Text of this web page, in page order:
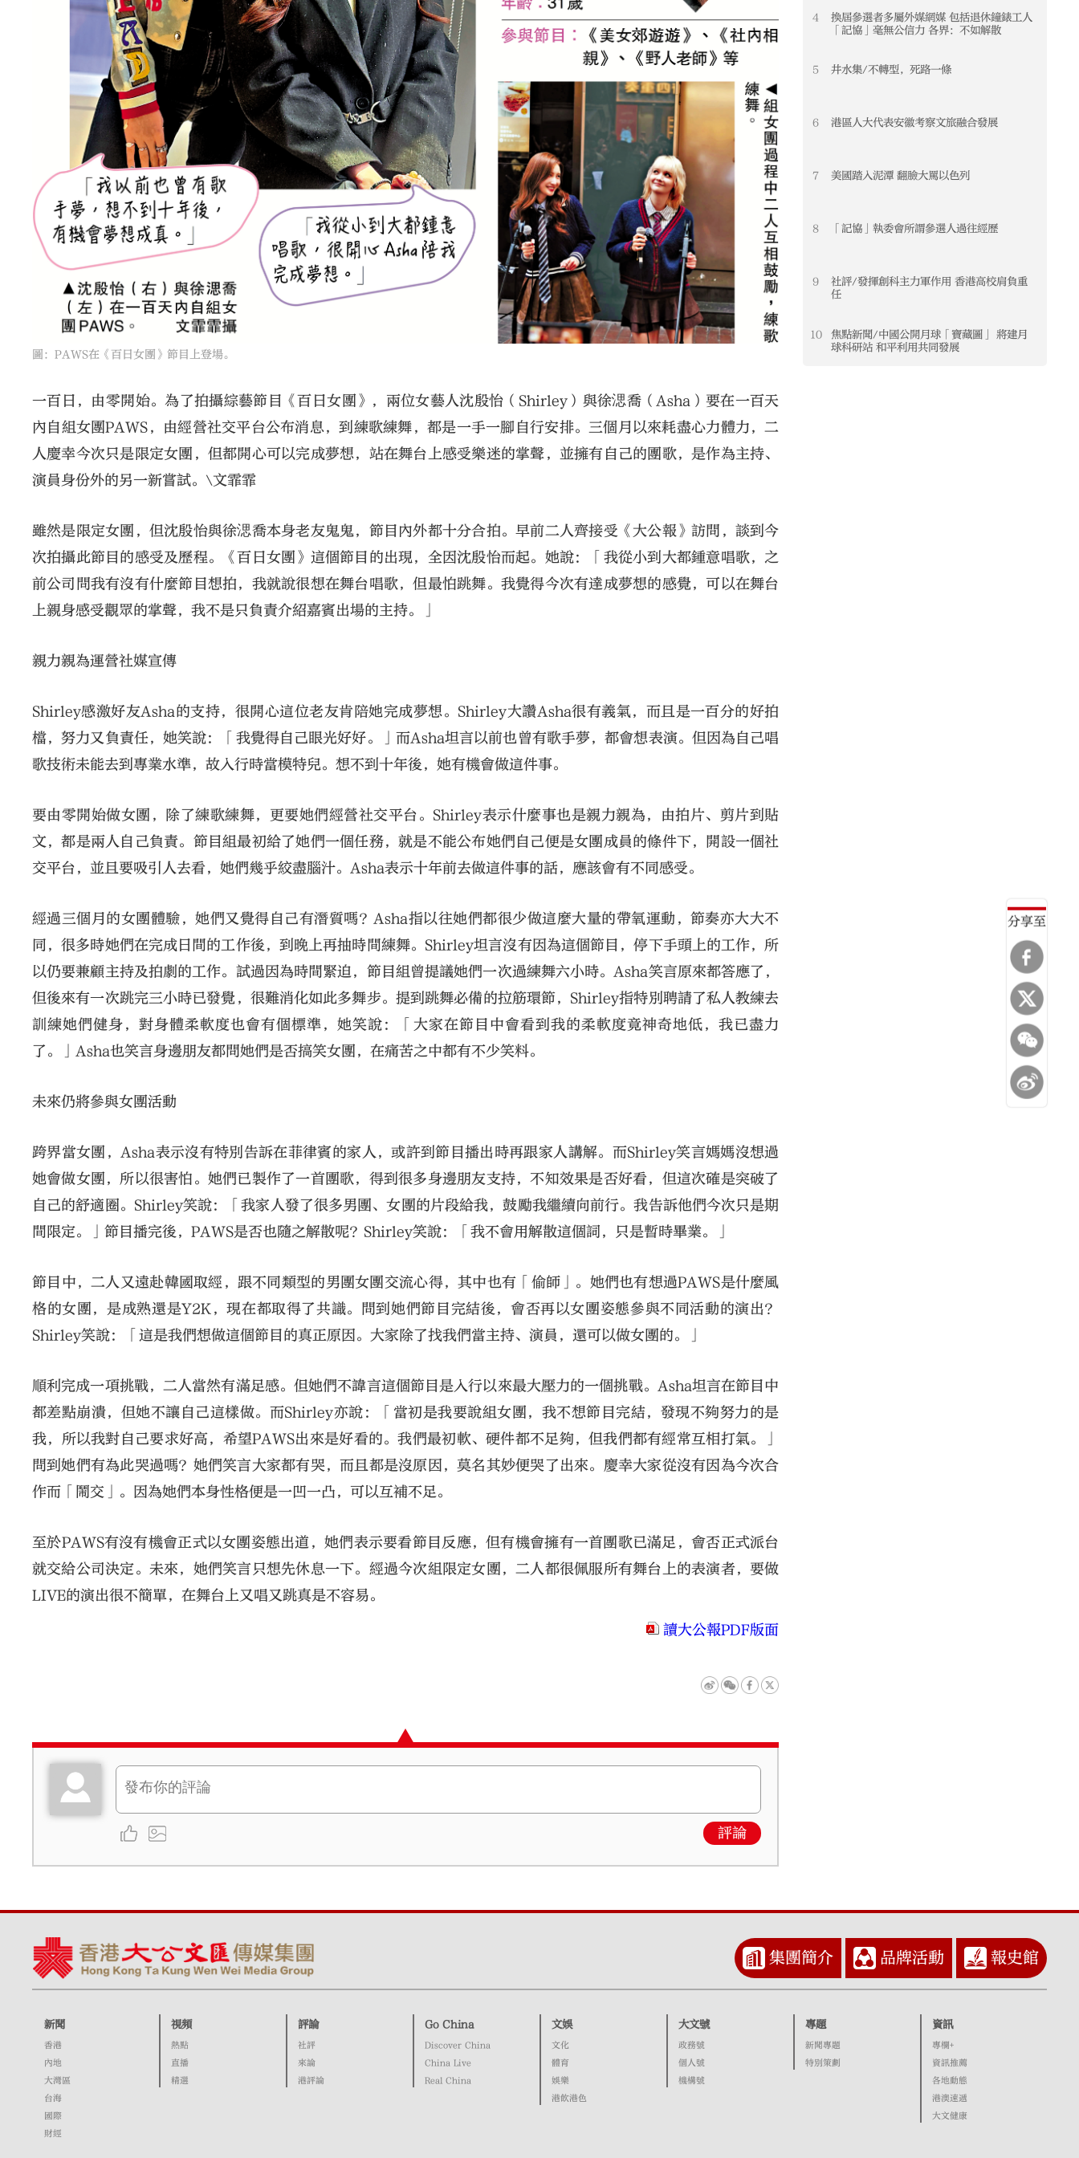
分享至
圖：PAWS在《百日女團》節目上登場。
一百日，由零開始。為了拍攝綜藝節目《百日女團》，兩位女藝人沈殷怡（Shirley）與徐㴓喬（Asha）要在一百天
內自組女團PAWS，由經營社交平台公布消息，到練歌練舞，都是一手一腳自行安排。三個月以來耗盡心力體力，二
人慶幸今次只是限定女團，但都開心可以完成夢想，站在舞台上感受樂迷的掌聲，並擁有自己的團歌，是作為主持、
演員身份外的另一新嘗試。\文霏霏
雖然是限定女團，但沈殷怡與徐㴓喬本身老友鬼鬼，節目內外都十分合拍。早前二人齊接受《大公報》訪問，談到今
次拍攝此節目的感受及歷程。《百日女團》這個節目的出現，全因沈殷怡而起。她說：「我從小到大都鍾意唱歌，之
前公司問我有沒有什麼節目想拍，我就說很想在舞台唱歌，但最怕跳舞。我覺得今次有達成夢想的感覺，可以在舞台
上親身感受觀眾的掌聲，我不是只負責介紹嘉賓出場的主持。」
親力親為運營社媒宣傳
Shirley感激好友Asha的支持，很開心這位老友肯陪她完成夢想。Shirley大讚Asha很有義氣，而且是一百分的好拍
檔，努力又負責任，她笑說：「我覺得自己眼光好好。」而Asha坦言以前也曾有歌手夢，都會想表演。但因為自己唱
歌技術未能去到專業水準，故入行時當模特兒。想不到十年後，她有機會做這件事。
要由零開始做女團，除了練歌練舞，更要她們經營社交平台。Shirley表示什麼事也是親力親為，由拍片、剪片到貼
文，都是兩人自己負責。節目組最初給了她們一個任務，就是不能公布她們自己便是女團成員的條件下，開設一個社
交平台，並且要吸引人去看，她們幾乎絞盡腦汁。Asha表示十年前去做這件事的話，應該會有不同感受。
經過三個月的女團體驗，她們又覺得自己有潛質嗎？Asha指以往她們都很少做這麼大量的帶氧運動，節奏亦大大不
同，很多時她們在完成日間的工作後，到晚上再抽時間練舞。Shirley坦言沒有因為這個節目，停下手頭上的工作，所
以仍要兼顧主持及拍劇的工作。試過因為時間緊迫，節目組曾提議她們一次過練舞六小時。Asha笑言原來都答應了，
但後來有一次跳完三小時已發覺，很難消化如此多舞步。提到跳舞必備的拉筋環節，Shirley指特別聘請了私人教練去
訓練她們健身，對身體柔軟度也會有個標準，她笑說：「大家在節目中會看到我的柔軟度竟神奇地低，我已盡力
了。」Asha也笑言身邊朋友都問她們是否搞笑女團，在痛苦之中都有不少笑料。
未來仍將參與女團活動
跨界當女團，Asha表示沒有特別告訴在菲律賓的家人，或許到節目播出時再跟家人講解。而Shirley笑言媽媽沒想過
她會做女團，所以很害怕。她們已製作了一首團歌，得到很多身邊朋友支持，不知效果是否好看，但這次確是突破了
自己的舒適圈。Shirley笑說：「我家人發了很多男團、女團的片段給我，鼓勵我繼續向前行。我告訴他們今次只是期
間限定。」節目播完後，PAWS是否也隨之解散呢？Shirley笑說：「我不會用解散這個詞，只是暫時畢業。」
節目中，二人又遠赴韓國取經，跟不同類型的男團女團交流心得，其中也有「偷師」。她們也有想過PAWS是什麼風
格的女團，是成熟還是Y2K，現在都取得了共識。問到她們節目完結後，會否再以女團姿態參與不同活動的演出？
Shirley笑說：「這是我們想做這個節目的真正原因。大家除了找我們當主持、演員，還可以做女團的。」
順利完成一項挑戰，二人當然有滿足感。但她們不諱言這個節目是入行以來最大壓力的一個挑戰。Asha坦言在節目中
都差點崩潰，但她不讓自己這樣做。而Shirley亦說：「當初是我要說組女團，我不想節目完結，發現不夠努力的是
我，所以我對自己要求好高，希望PAWS出來是好看的。我們最初軟、硬件都不足夠，但我們都有經常互相打氣。」
問到她們有為此哭過嗎？她們笑言大家都有哭，而且都是沒原因，莫名其妙便哭了出來。慶幸大家從沒有因為今次合
作而「鬧交」。因為她們本身性格便是一凹一凸，可以互補不足。
至於PAWS有沒有機會正式以女團姿態出道，她們表示要看節目反應，但有機會擁有一首團歌已滿足，會否正式派台
就交給公司決定。未來，她們笑言只想先休息一下。經過今次組限定女團，二人都很佩服所有舞台上的表演者，要做
LIVE的演出很不簡單，在舞台上又唱又跳真是不容易。
讀大公報PDF版面
評論
4
換屆參選者多屬外媒網媒 包括退休鐘錶工人
「記協」毫無公信力 各界：不如解散
5 井水集/不轉型，死路一條
6 港區人大代表安徽考察文旅融合發展
7 美國踏入泥潭 翻臉大罵以色列
8 「記協」執委會所謂參選人過往經歷
9
社評/發揮創科主力軍作用 香港高校肩負重
任
10
焦點新聞/中國公開月球「寶藏圖」 將建月
球科研站 和平利用共同發展
集團簡介 品牌活動 報史館
新聞
香港
內地
大灣區
台海
國際
財經
視頻
熱點
直播
精選
評論
社評
來論
港評論
Go China
Discover China
China Live
Real China
文娛
文化
體育
娛樂
港飲港色
大文號
政務號
個人號
機構號
專題
新聞專題
特別策劃
資訊
專欄+
資訊推薦
各地動態
港澳速遞
大文健康